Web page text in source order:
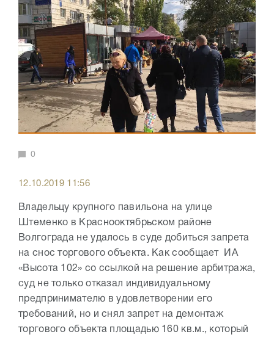
0
12.10.2019 11:56
Владельцу крупного павильона на улице
Штеменко в Краснооктябрьском районе
Волгограда не удалось в суде добиться запрета
на снос торгового объекта. Как сообщает ИА
«Высота 102» со ссылкой на решение арбитража,
суд не только отказал индивидуальному
предпринимателю в удовлетворении его
требований, но и снял запрет на демонтаж
торгового объекта площадью 160 кв.м., который